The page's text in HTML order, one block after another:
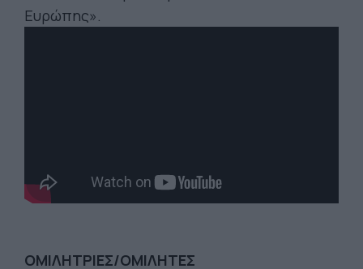
Ευρώπης».
ΟΜΙΛΗΤΡΙΕΣ/ΟΜΙΛΗΤΕΣ